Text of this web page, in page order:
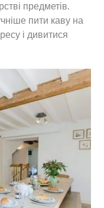
предметів.
пити каву на
і дивитися